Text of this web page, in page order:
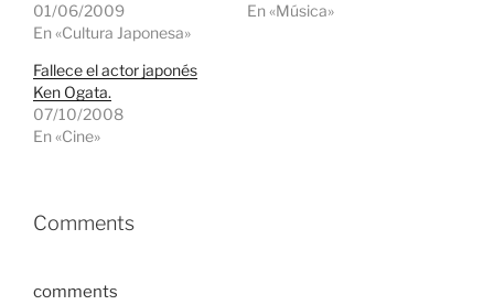
01/06/2009
En «Cultura Japonesa»
En «Música»
Fallece el actor japonés
Ken Ogata.
07/10/2008
En «Cine»
Comments
comments